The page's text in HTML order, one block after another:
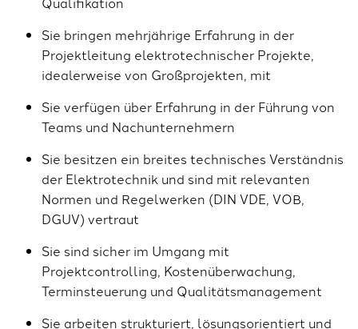
Sie bringen mehrjährige Erfahrung in der
Projektleitung elektrotechnischer Projekte,
idealerweise von Großprojekten, mit
Sie verfügen über Erfahrung in der Führung von
Teams und Nachunternehmern
Sie besitzen ein breites technisches Verständnis
der Elektrotechnik und sind mit relevanten
Normen und Regelwerken (DIN VDE, VOB,
DGUV) vertraut
Sie sind sicher im Umgang mit
Projektcontrolling, Kostenüberwachung,
Terminsteuerung und Qualitätsmanagement
Sie arbeiten strukturiert, lösungsorientiert und